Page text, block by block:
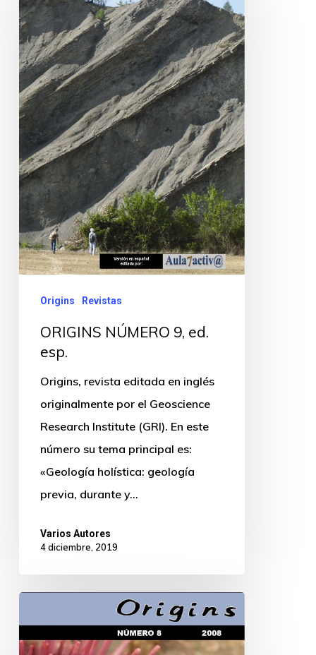
Origins Revistas
ORIGINS NÚMERO 9, ed.
esp.
Origins, revista editada en inglés
originalmente por el Geoscience
Research Institute (GRI). En este
número su tema principal es:
«Geología holística: geología
previa, durante y…
Varios Autores
4 diciembre, 2019